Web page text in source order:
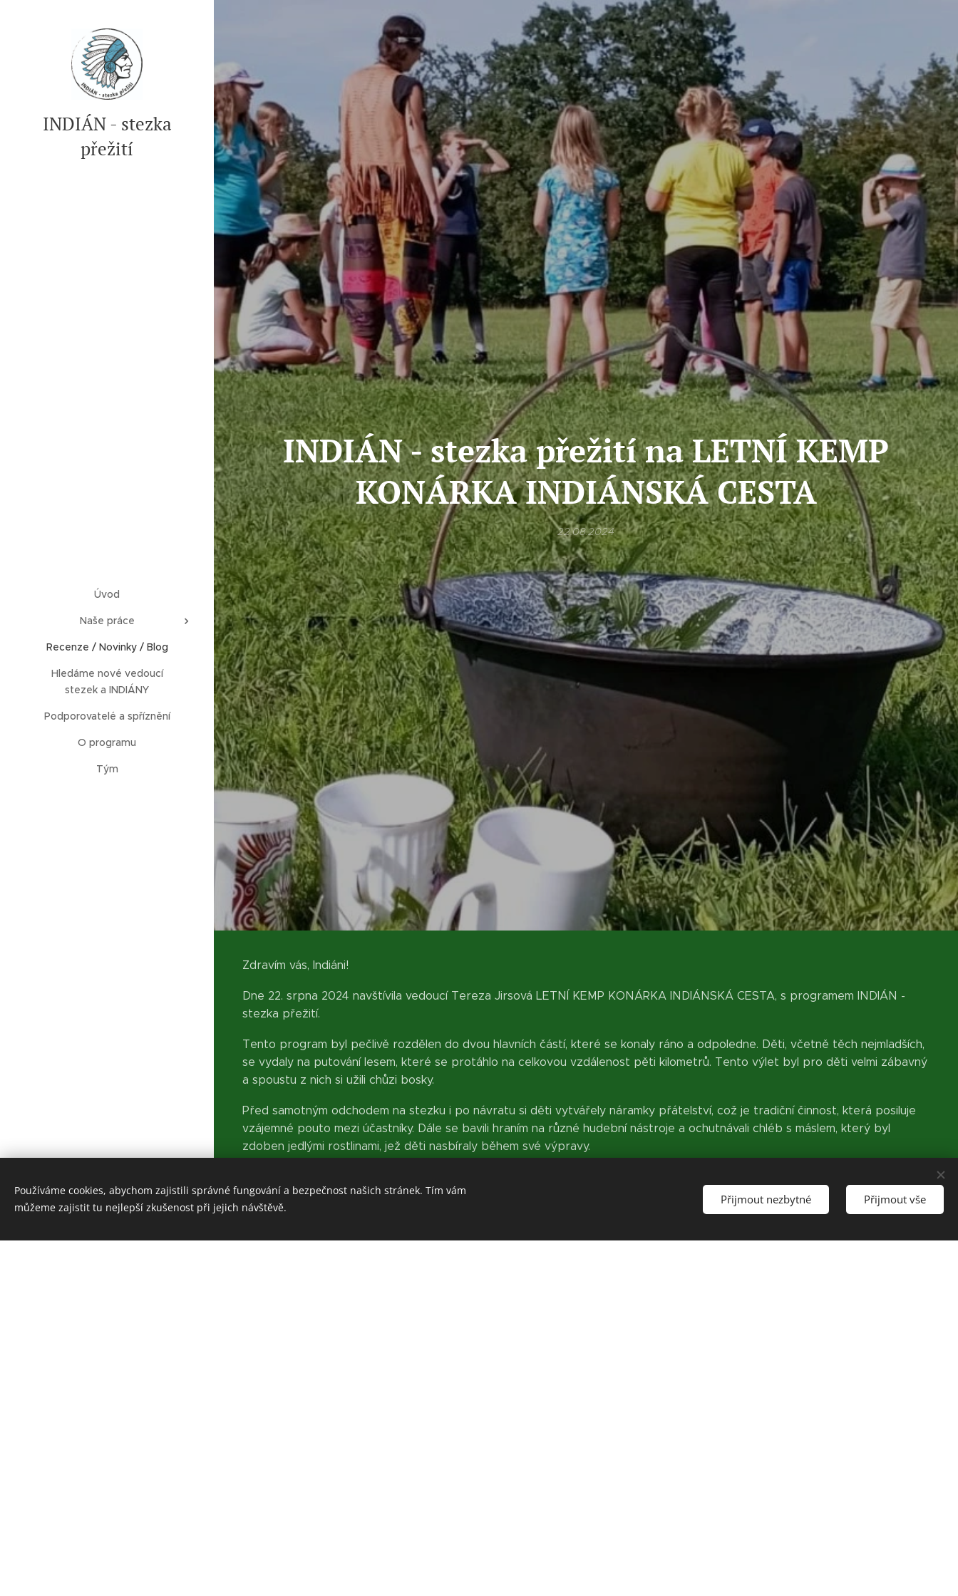
INDIÁN - stezka
přežití
Úvod
Naše práce
Recenze / Novinky / Blog
Hledáme nové vedoucí
stezek a INDIÁNY
Podporovatelé a spříznění
O programu
Tým
INDIÁN - stezka přežití na LETNÍ KEMP
KONÁRKA INDIÁNSKÁ CESTA
22.08.2024
Zdravím vás, Indiáni!
Dne 22. srpna 2024 navštívila vedoucí Tereza Jirsová LETNÍ KEMP KONÁRKA INDIÁNSKÁ CESTA, s programem INDIÁN -
stezka přežití.
Tento program byl pečlivě rozdělen do dvou hlavních částí, které se konaly ráno a odpoledne. Děti, včetně těch nejmladších,
se vydaly na putování lesem, které se protáhlo na celkovou vzdálenost pěti kilometrů. Tento výlet byl pro děti velmi zábavný
a spoustu z nich si užili chůzi bosky.
Před samotným odchodem na stezku i po návratu si děti vytvářely náramky přátelství, což je tradiční činnost, která posiluje
vzájemné pouto mezi účastníky. Dále se bavili hraním na různé hudební nástroje a ochutnávali chléb s máslem, který byl
zdoben jedlými rostlinami, jež děti nasbíraly během své výpravy.
uzavřen loučením v přátelském kruhu, při kterém náčelník předal dar dětem za účast na tomto nezapomenutelném
programu.
www.indian-stezkapreziti.cz
Používáme cookies, abychom zajistili správné fungování a bezpečnost našich stránek. Tím vám
můžeme zajistit tu nejlepší zkušenost při jejich návštěvě.
Přijmout nezbytné Přijmout vše